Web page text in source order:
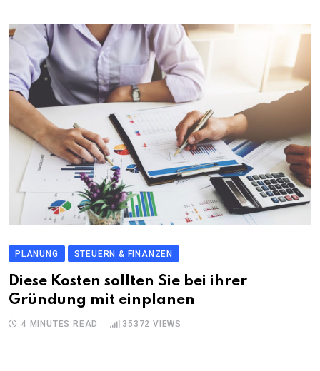
PLANUNG STEUERN & FINANZEN
Diese Kosten sollten Sie bei ihrer
Gründung mit einplanen
4 MINUTES READ 35372 VIEWS